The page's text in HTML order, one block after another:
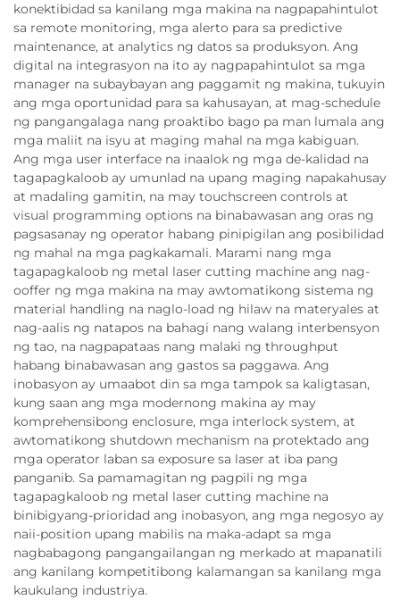
konektibidad sa kanilang mga makina na nagpapahintulot
sa remote monitoring, mga alerto para sa predictive
maintenance, at analytics ng datos sa produksyon. Ang
digital na integrasyon na ito ay nagpapahintulot sa mga
manager na subaybayan ang paggamit ng makina, tukuyin
ang mga oportunidad para sa kahusayan, at mag-schedule
ng pangangalaga nang proaktibo bago pa man lumala ang
mga maliit na isyu at maging mahal na mga kabiguan.
Ang mga user interface na inaalok ng mga de-kalidad na
tagapagkaloob ay umunlad na upang maging napakahusay
at madaling gamitin, na may touchscreen controls at
visual programming options na binabawasan ang oras ng
pagsasanay ng operator habang pinipigilan ang posibilidad
ng mahal na mga pagkakamali. Marami nang mga
tagapagkaloob ng metal laser cutting machine ang nag-
ooffer ng mga makina na may awtomatikong sistema ng
material handling na naglo-load ng hilaw na materyales at
nag-aalis ng natapos na bahagi nang walang interbensyon
ng tao, na nagpapataas nang malaki ng throughput
habang binabawasan ang gastos sa paggawa. Ang
inobasyon ay umaabot din sa mga tampok sa kaligtasan,
kung saan ang mga modernong makina ay may
komprehensibong enclosure, mga interlock system, at
awtomatikong shutdown mechanism na protektado ang
mga operator laban sa exposure sa laser at iba pang
panganib. Sa pamamagitan ng pagpili ng mga
tagapagkaloob ng metal laser cutting machine na
binibigyang-prioridad ang inobasyon, ang mga negosyo ay
naii-position upang mabilis na maka-adapt sa mga
nagbabagong pangangailangan ng merkado at mapanatili
ang kanilang kompetitibong kalamangan sa kanilang mga
kaukulang industriya.